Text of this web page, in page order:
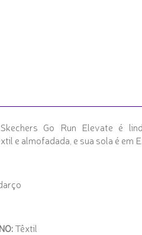
Go Run Elevate é
e almofadada, e sua sola é
Têxtil